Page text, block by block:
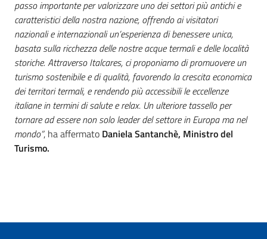
passo importante per valorizzare uno dei settori più antichi e
caratteristici della nostra nazione, offrendo ai visitatori
nazionali e internazionali un’esperienza di benessere unica,
basata sulla ricchezza delle nostre acque termali e delle località
storiche. Attraverso Italcares, ci proponiamo di promuovere un
turismo sostenibile e di qualità, favorendo la crescita economica
dei territori termali, e rendendo più accessibili le eccellenze
italiane in termini di salute e relax. Un ulteriore tassello per
tornare ad essere non solo leader del settore in Europa ma nel
mondo”, ha affermato Daniela Santanchè, Ministro del
Turismo.